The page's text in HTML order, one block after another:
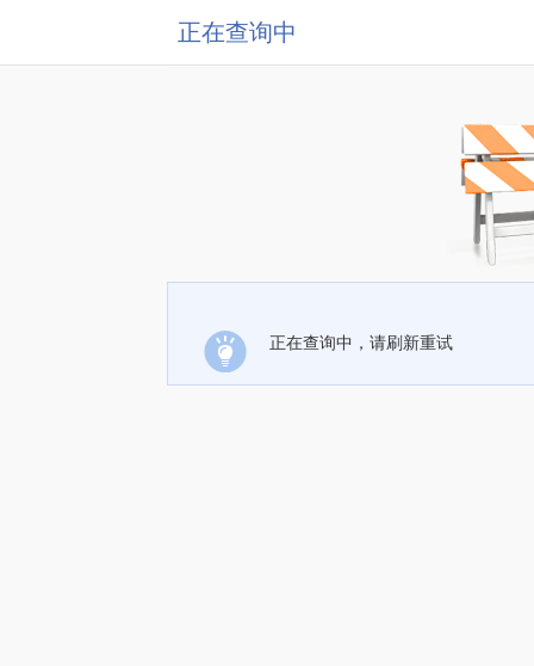
正在查询中
正在查询中，请刷新重试